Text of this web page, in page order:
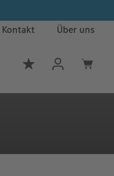
Kontakt Über uns
Du hast 0